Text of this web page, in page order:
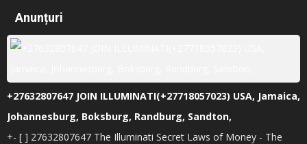
Anunțuri
+27632807647 JOIN ILLUMINATI(+27718057023) USA, Jamaica,
Johannesburg, Boksburg, Randburg, Sandton,
+- [ ] 27632807647 The Illuminati Secret Laws of Money - The